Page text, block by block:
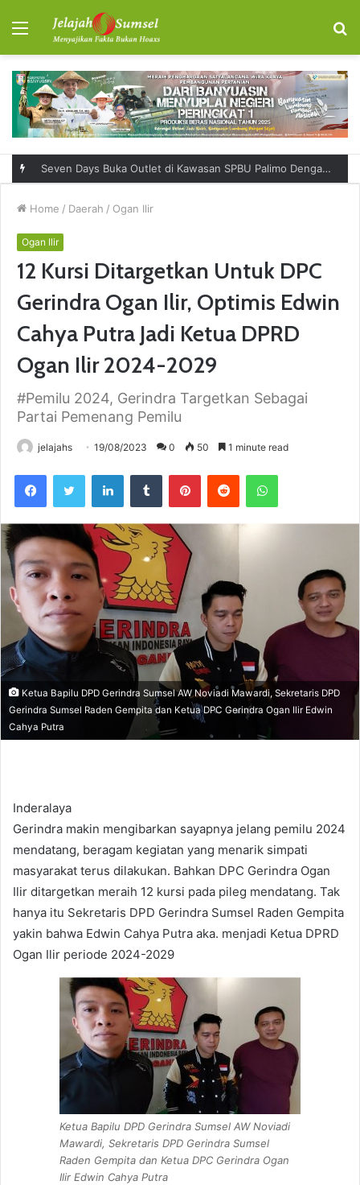
Menu
Seven Days Buka Outlet di Kawasan SPBU Palimo Dengan Konsep One Stop Hangout Destination
Home / Daerah / Ogan Ilir
Ogan Ilir
12 Kursi Ditargetkan Untuk DPC
Gerindra Ogan Ilir, Optimis Edwin
Cahya Putra Jadi Ketua DPRD
Ogan Ilir 2024-2029
#Pemilu 2024, Gerindra Targetkan Sebagai
Partai Pemenang Pemilu
jelajahs 19/08/2023 0 50 1 minute read
Ketua Bapilu DPD Gerindra Sumsel AW Noviadi Mawardi, Sekretaris DPD
Gerindra Sumsel Raden Gempita dan Ketua DPC Gerindra Ogan Ilir Edwin
Cahya Putra
Inderalaya
Gerindra makin mengibarkan sayapnya jelang pemilu 2024
mendatang, beragam kegiatan yang menarik simpati
masyarakat terus dilakukan. Bahkan DPC Gerindra Ogan
Ilir ditargetkan meraih 12 kursi pada pileg mendatang. Tak
hanya itu Sekretaris DPD Gerindra Sumsel Raden Gempita
yakin bahwa Edwin Cahya Putra aka. menjadi Ketua DPRD
Ogan Ilir periode 2024-2029
Ketua Bapilu DPD Gerindra Sumsel AW Noviadi
Mawardi, Sekretaris DPD Gerindra Sumsel
Raden Gempita dan Ketua DPC Gerindra Ogan
Ilir Edwin Cahya Putra